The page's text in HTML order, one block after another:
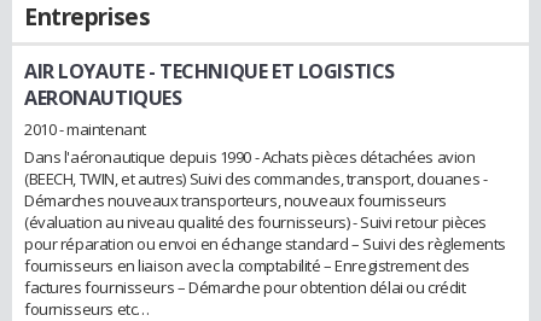
Entreprises
AIR LOYAUTE- TECHNIQUE ET LOGISTICS
AERONAUTIQUES
2010 - maintenant
Dans l'aéronautique depuis 1990 - Achats pièces détachées avion
(BEECH, TWIN, et autres) Suivi des commandes, transport, douanes -
Démarches nouveaux transporteurs, nouveaux fournisseurs
(évaluation au niveau qualité des fournisseurs) - Suivi retour pièces
pour réparation ou envoi en échange standard – Suivi des règlements
fournisseurs en liaison avec la comptabilité – Enregistrement des
factures fournisseurs – Démarche pour obtention délai ou crédit
fournisseurs etc…